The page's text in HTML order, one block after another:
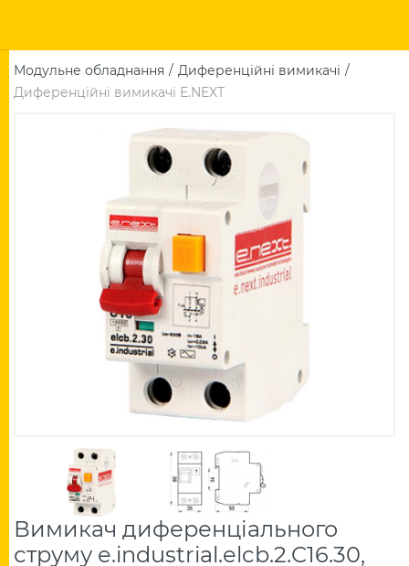
Модульне обладнання
Диференційні вимикачі
Диференційні вимикачі E.NEXT
Вимикач диференціального
струму e.industrial.elcb.2.C16.30,